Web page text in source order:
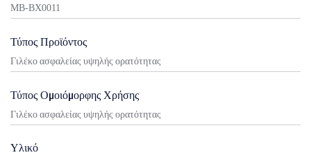
MB-BX0011
Τύπος Προϊόντος
Γιλέκο ασφαλείας υψηλής ορατότητας
Τύπος Ομοιόμορφης Χρήσης
Γιλέκο ασφαλείας υψηλής ορατότητας
Υλικό